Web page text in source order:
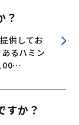
？
供してお
るハミン
すか？